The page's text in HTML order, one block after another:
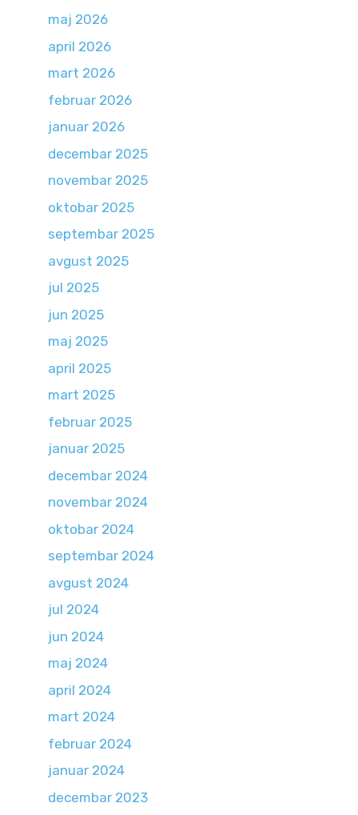
maj 2026
april 2026
mart 2026
februar 2026
januar 2026
decembar 2025
novembar 2025
oktobar 2025
septembar 2025
avgust 2025
jul 2025
jun 2025
maj 2025
april 2025
mart 2025
februar 2025
januar 2025
decembar 2024
novembar 2024
oktobar 2024
septembar 2024
avgust 2024
jul 2024
jun 2024
maj 2024
april 2024
mart 2024
februar 2024
januar 2024
decembar 2023